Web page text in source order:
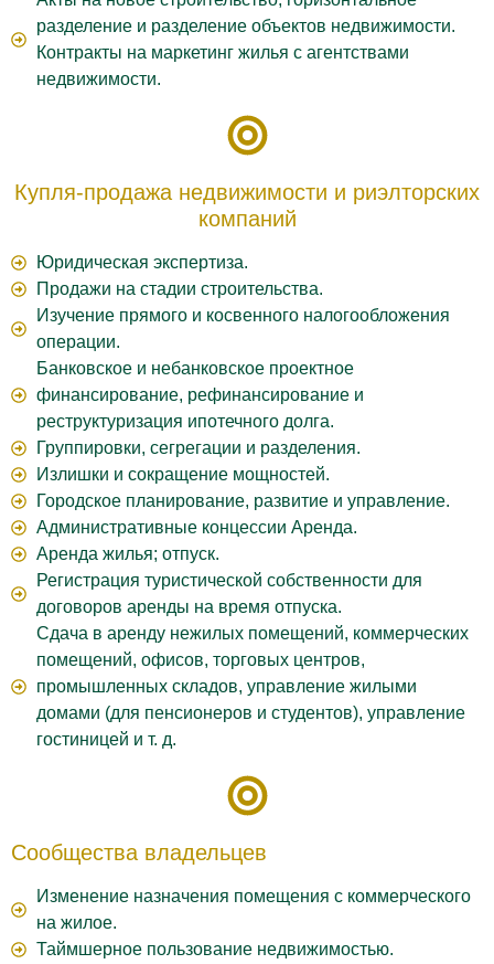
разделение и разделение объектов недвижимости.
Контракты на маркетинг жилья с агентствами
недвижимости.
Купля-продажа недвижимости и риэлторских
компаний
Юридическая экспертиза.
Продажи на стадии строительства.
Изучение прямого и косвенного налогообложения
операции.
Банковское и небанковское проектное
финансирование, рефинансирование и
реструктуризация ипотечного долга.
Группировки, сегрегации и разделения.
Излишки и сокращение мощностей.
Городское планирование, развитие и управление.
Административные концессии Аренда.
Аренда жилья; отпуск.
Регистрация туристической собственности для
договоров аренды на время отпуска.
Сдача в аренду нежилых помещений, коммерческих
помещений, офисов, торговых центров,
промышленных складов, управление жилыми
домами (для пенсионеров и студентов), управление
гостиницей и т. д.
Сообщества владельцев
Изменение назначения помещения с коммерческого
на жилое.
Таймшерное пользование недвижимостью.